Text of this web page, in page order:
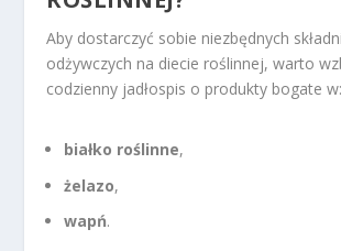
Aby dostarczyć sobie niezbędnych
odżywczych na diecie roślinnej, warto
codzienny jadłospis o produkty bogate w:
białko roślinne,
żelazo,
wapń.